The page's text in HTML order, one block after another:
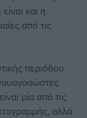
και η
από τις
περιόδου
μία από τις
αλλά